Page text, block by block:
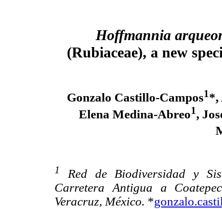
Hoffmannia
(Rubiaceae), a new
Gonzalo Castillo-Campos1*,
Elena Medina-Abreo1,
1
Red de Biodiversidad y
Carretera Antigua a
Veracruz, México. *